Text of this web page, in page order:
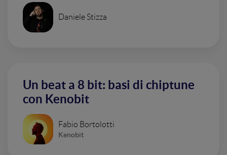
Daniele Stizza
Un beat a 8 bit: basi di chiptune
con Kenobit
Fabio Bortolotti
Kenobit